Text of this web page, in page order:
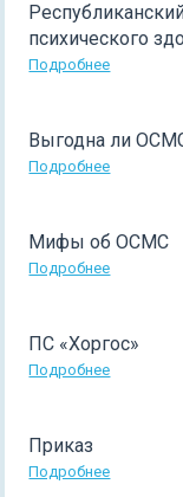
психического
Подробнее
Выгодна ли
Подробнее
Мифы об ОСМС
Подробнее
ПС «Хоргос»
Подробнее
Приказ
Подробнее